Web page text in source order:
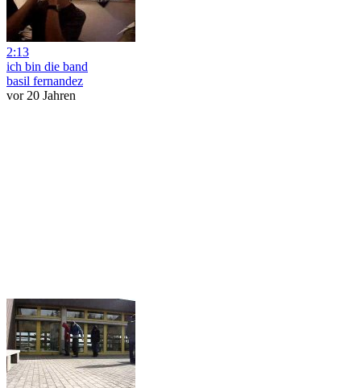
2:13
ich bin die band
basil fernandez
vor 20 Jahren